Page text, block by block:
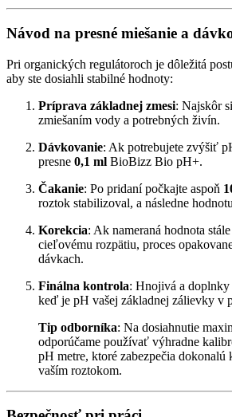
Návod na presné miešanie a
Pri organických regulátoroch je dôležitá
aby ste dosiahli stabilné hodnoty:
Príprava základnej zmesi: Najskôr
zmiešaním vody a potrebných živín.
Dávkovanie: Ak potrebujete zvýšiť
presne 0,1 ml BioBizz Bio pH+.
Čakanie: Po pridaní počkajte aspoň
roztok stabilizoval, a následne
Korekcia: Ak nameraná hodnota
cieľovému rozpätiu, proces
dávkach.
Finálna kontrola: Hnojivá a doplnky
keď je pH vašej základnej zálievky v
Tip odborníka: Na dosiahnutie
odporúčame používať výhradne
pH metre, ktoré zabezpečia dokonalú
vaším roztokom.